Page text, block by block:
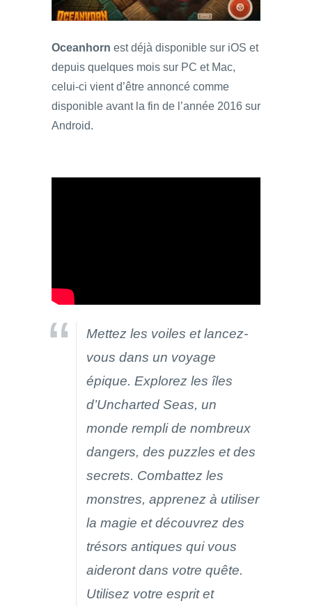
Oceanhorn est déjà disponible sur iOS et
depuis quelques mois sur PC et Mac,
celui-ci vient d’être annoncé comme
disponible avant la fin de l’année 2016 sur
Android.
Mettez les voiles et lancez-
vous dans un voyage
épique. Explorez les îles
d’Uncharted Seas, un
monde rempli de nombreux
dangers, des puzzles et des
secrets. Combattez les
monstres, apprenez à utiliser
la magie et découvrez des
trésors antiques qui vous
aideront dans votre quête.
Utilisez votre esprit et